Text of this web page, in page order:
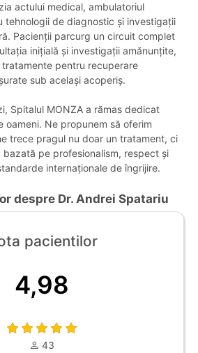
actului medical, ambulatoriul
tehnologii de diagnostic și investigații
Pacienții parcurg un circuit complet
inițială și investigații amănunțite,
pentru recuperare
sub același acoperiș.
Spitalul MONZA a rămas dedicat
oameni. Ne propunem să oferim
trece pragul nu doar un tratament, ci
pe profesionalism, respect și
internaționale de îngrijire.
despre Dr. Andrei Spatariu
pacientilor
4,98
43